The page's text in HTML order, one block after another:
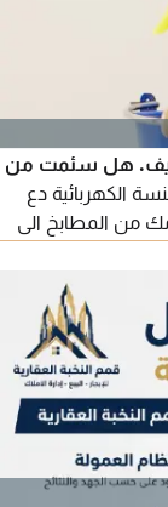
هل سئمت من
الكهربائية دع
من المطابخ الى
اليوم. حافظ على
أو بداية جديدة.